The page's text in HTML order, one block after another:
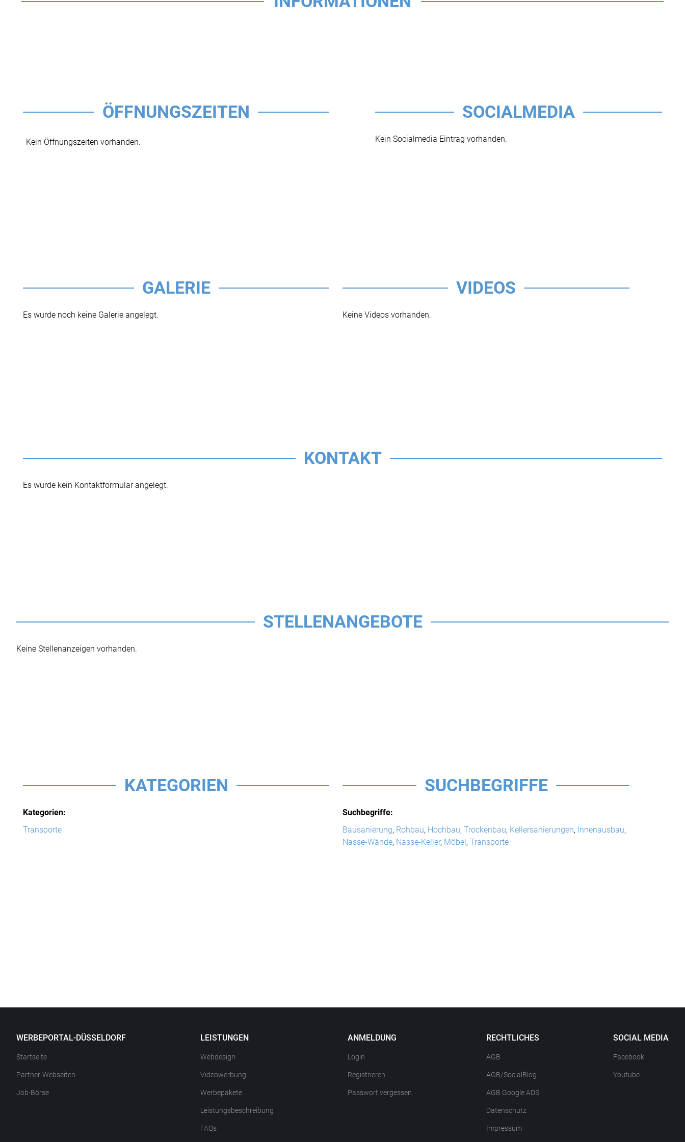
ÖFFNUNGSZEITEN
Kein Öffnungszeiten vorhanden.
SOCIALMEDIA
Kein Socialmedia Eintrag vorhanden.
GALERIE
Es wurde noch keine Galerie angelegt.
VIDEOS
Keine Videos vorhanden.
KONTAKT
Es wurde kein Kontaktformular angelegt.
STELLENANGEBOTE
Keine Stellenanzeigen vorhanden.
KATEGORIEN
Kategorien:
Transporte
SUCHBEGRIFFE
Suchbegriffe:
Bausanierung, Rohbau, Hochbau, Trockenbau, Kellersanierungen, Innenausbau,
Nasse-Wände, Nasse-Keller, Möbel, Transporte
WERBEPORTAL-DÜSSELDORF
Startseite
Partner-Webseiten
Job-Börse
LEISTUNGEN
Webdesign
Videowerbung
Werbepakete
Leistungsbeschreibung
FAQs
ANMELDUNG
Login
Registrieren
Passwort vergessen
RECHTLICHES
AGB
AGB/SocialBlog
AGB Google ADS
Datenschutz
Impressum
SOCIAL MEDIA
Facebook
Youtube